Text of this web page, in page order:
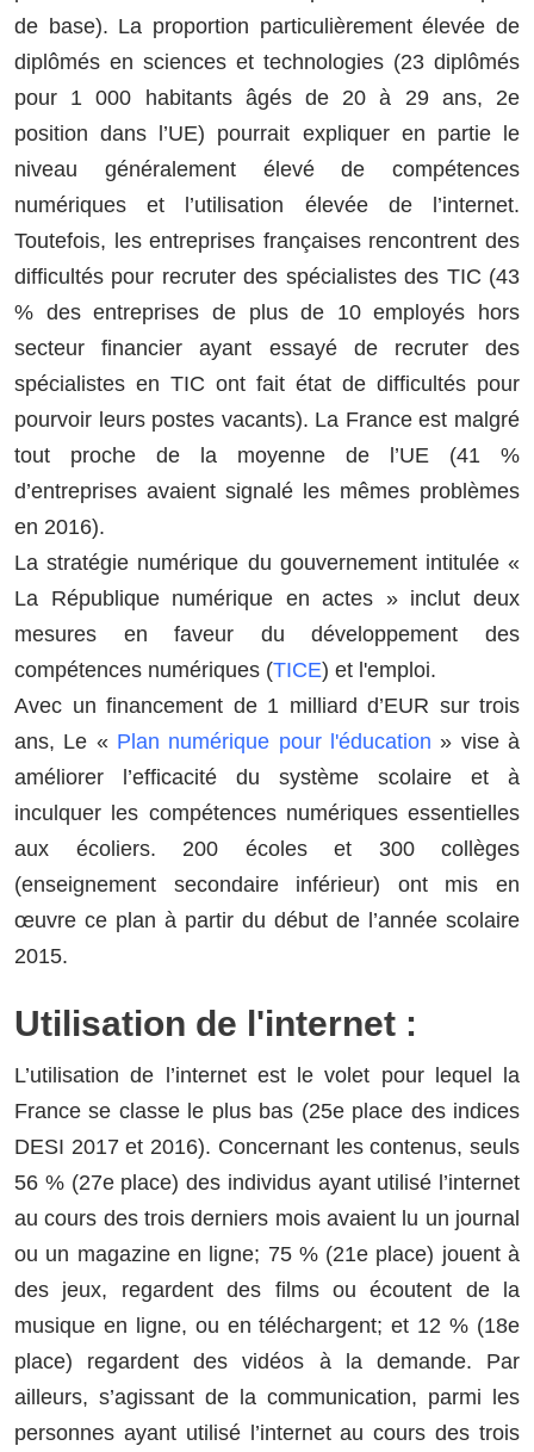
de base). La proportion particulièrement élevée de
diplômés en sciences et technologies (23 diplômés
pour 1 000 habitants âgés de 20 à 29 ans, 2e
position dans l’UE) pourrait expliquer en partie le
niveau généralement élevé de compétences
numériques et l’utilisation élevée de l’internet.
Toutefois, les entreprises françaises rencontrent des
difficultés pour recruter des spécialistes des TIC (43
% des entreprises de plus de 10 employés hors
secteur financier ayant essayé de recruter des
spécialistes en TIC ont fait état de difficultés pour
pourvoir leurs postes vacants). La France est malgré
tout proche de la moyenne de l’UE (41 %
d’entreprises avaient signalé les mêmes problèmes
en 2016).
La stratégie numérique du gouvernement intitulée «
La République numérique en actes » inclut deux
mesures en faveur du développement des
compétences numériques (TICE) et l'emploi.
Avec un financement de 1 milliard d’EUR sur trois
ans, Le « Plan numérique pour l'éducation » vise à
améliorer l’efficacité du système scolaire et à
inculquer les compétences numériques essentielles
aux écoliers. 200 écoles et 300 collèges
(enseignement secondaire inférieur) ont mis en
œuvre ce plan à partir du début de l’année scolaire
2015.
Utilisation de l'internet :
L’utilisation de l’internet est le volet pour lequel la
France se classe le plus bas (25e place des indices
DESI 2017 et 2016). Concernant les contenus, seuls
56 % (27e place) des individus ayant utilisé l’internet
au cours des trois derniers mois avaient lu un journal
ou un magazine en ligne; 75 % (21e place) jouent à
des jeux, regardent des films ou écoutent de la
musique en ligne, ou en téléchargent; et 12 % (18e
place) regardent des vidéos à la demande. Par
ailleurs, s’agissant de la communication, parmi les
personnes ayant utilisé l’internet au cours des trois